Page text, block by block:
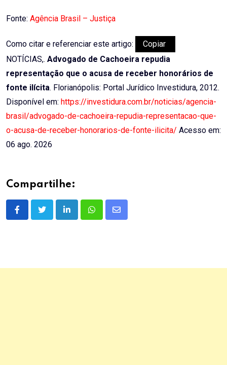
Fonte: Agência Brasil – Justiça
Como citar e referenciar este artigo:
Copiar
NOTÍCIAS,. Advogado de Cachoeira repudia
representação que o acusa de receber honorários de
fonte ilícita. Florianópolis: Portal Jurídico Investidura, 2012.
Disponível em: https://investidura.com.br/noticias/agencia-
brasil/advogado-de-cachoeira-repudia-representacao-que-
o-acusa-de-receber-honorarios-de-fonte-ilicita/ Acesso em:
06 ago. 2026
Compartilhe:
LinkedInWhatsappShare